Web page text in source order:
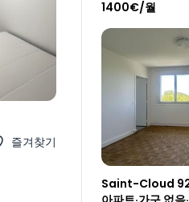
즐겨찾기
1400€/월
Saint-Cloud 92